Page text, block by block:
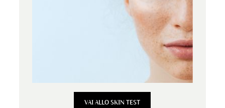
VAI ALLO SKIN TEST